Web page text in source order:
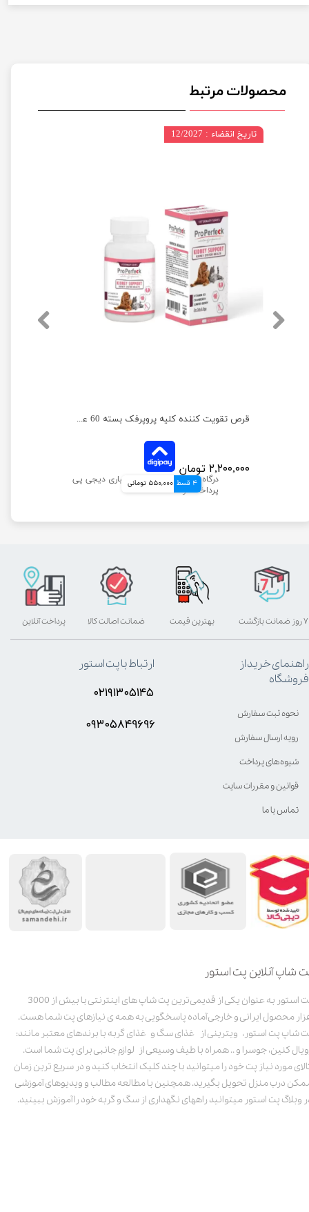
محصولات مرتبط
قرص تقویت کننده کلیه پروپرفک بسته 60 عددی
۲,۲۰۰,۰۰۰ تومان
4 قسط 550,000 تومانی
تاریخ انقضاء : 12/2027
شاپ آنلاین پت استور
پت استور به عنوان یکی از قدیمی‌ترین پت شاپ های اینترنتی با بیش از 3000
محصول ایرانی و خارجی آماده پاسخگویی به همه ی نیازهای پت شما هست.
شاپ پت استور، ویترینی از غذای سگ و غذای گربه با برندهای معتبر مانند:
کنین، جوسرا و .. همراه با طیف وسیعی از لوازم جانبی برای پت شما است.
مورد نیاز پت خود را میتوانید با چند کلیک انتخاب کنید و در سریع ترین زمان
درب منزل تحویل بگیرید. همچنین با مطالعه مطالب و ویدیوهای آموزشی
وبلاگ پت استور میتوانید راههای نگهداری از سگ و گربه خود را آموزش ببینید.
بهترین قیمت پرداخت آنلاین ۷ روز ضمانت بازگشت ضمانت اصالت کالا
راهنمای خرید از
فروشگاه
نحوه ثبت سفارش
رویه ارسال سفارش
شیوه‌های پرداخت
قوانین و مقررات سایت
تماس با ما
ارتباط با پت استور
۰۲۱۹۱۳۰۵۱۴۵
۰۹۳۰۵8۴9696